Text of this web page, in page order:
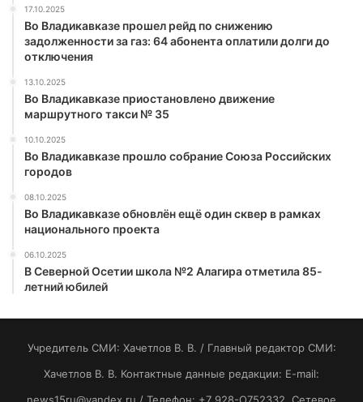
17.10.2025
Во Владикавказе прошел рейд по снижению
задолженности за газ: 64 абонента оплатили долги до
отключения
13.10.2025
Во Владикавказе приостановлено движение
маршрутного такси № 35
10.10.2025
Во Владикавказе прошло собрание Союза Российских
городов
08.10.2025
Во Владикавказе обновлён ещё один сквер в рамках
национального проекта
06.10.2025
В Северной Осетии школа №2 Алагира отметила 85-
летний юбилей
Учредитель СМИ: Хaчeтлoв B. B. / Главный редактор СМИ:
Хaчeтлoв B. B. Контактные данные редакции: E-mail: